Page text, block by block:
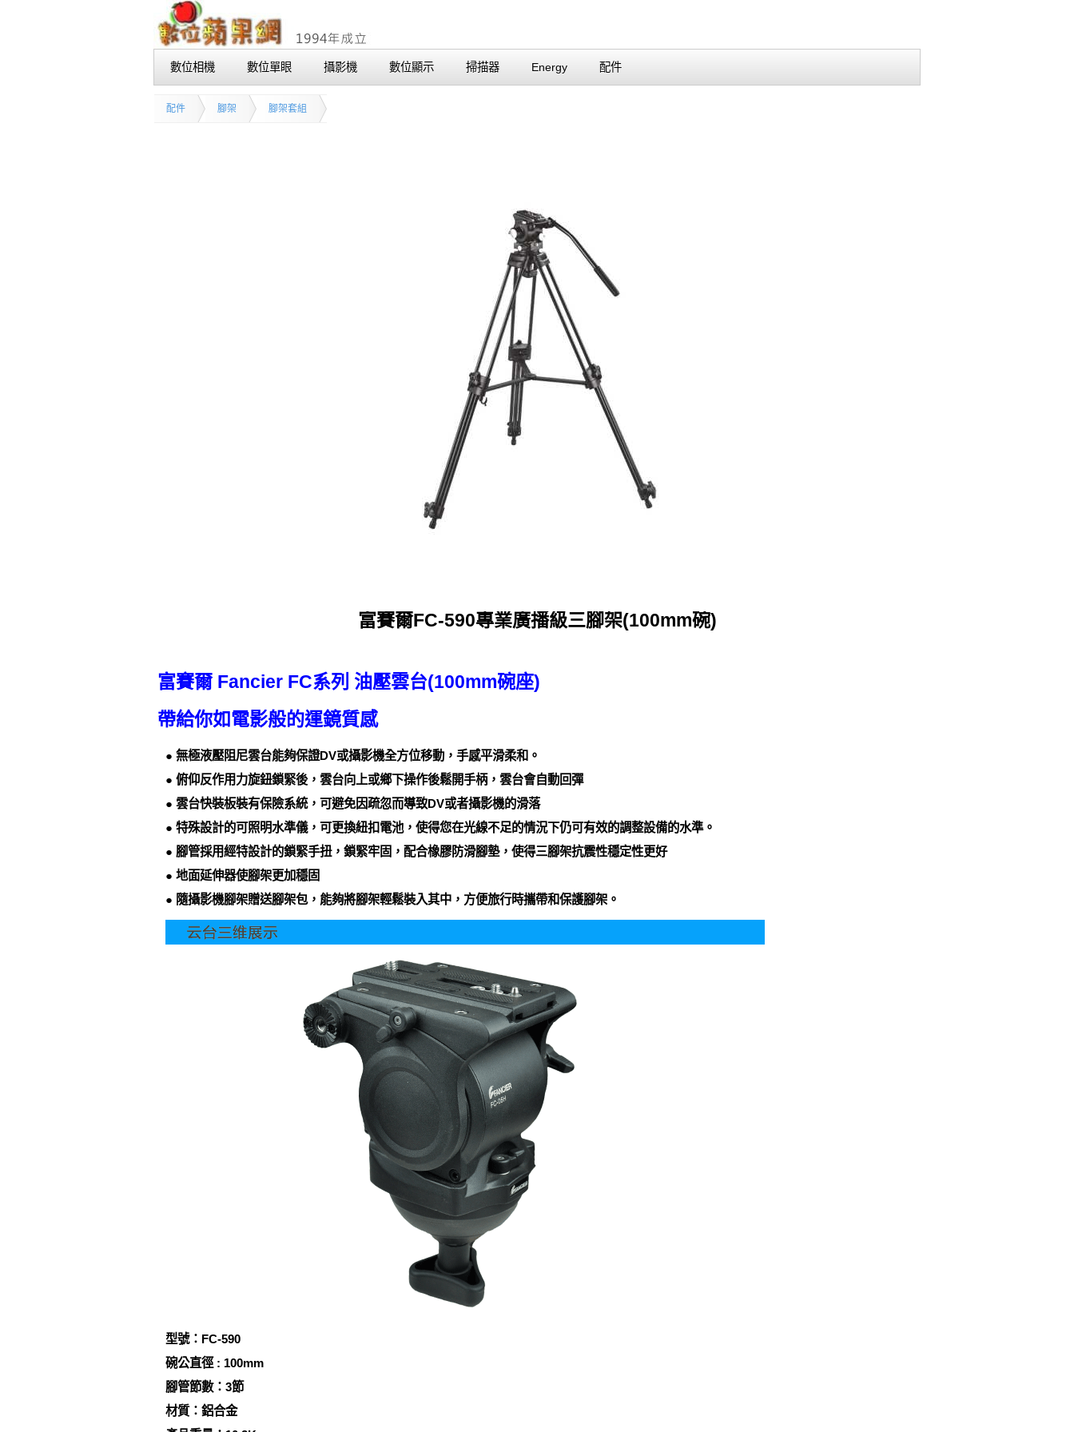
數位相機 數位單眼 攝影機 數位顯示 掃描器 Energy 配件
配件 腳架 腳架套組
富賽爾FC-590專業廣播級三腳架(100mm碗)
富賽爾 Fancier FC系列 油壓雲台(100mm碗座)
帶給你如電影般的運鏡質感
● 無極液壓阻尼雲台能夠保證DV或攝影機全方位移動，手感平滑柔和。
● 俯仰反作用力旋鈕鎖緊後，雲台向上或鄉下操作後鬆開手柄，雲台會自動回彈
● 雲台快裝板裝有保險系統，可避免因疏忽而導致DV或者攝影機的滑落
● 特殊設計的可照明水準儀，可更換紐扣電池，使得您在光線不足的情況下仍可有效的調整設備的水準。
● 腳管採用經特設計的鎖緊手扭，鎖緊牢固，配合橡膠防滑腳墊，使得三腳架抗震性穩定性更好
● 地面延伸器使腳架更加穩固
● 隨攝影機腳架贈送腳架包，能夠將腳架輕鬆裝入其中，方便旅行時攜帶和保護腳架。
型號：FC-590
碗公直徑 : 100mm
腳管節數：3節
材質：鋁合金